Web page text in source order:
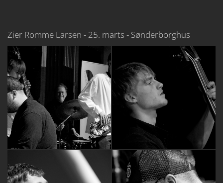
Zier Romme Larsen - 25. marts - Sønderborghus